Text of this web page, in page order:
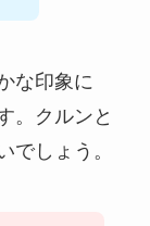
な印象に
。クルンと
でしょう。